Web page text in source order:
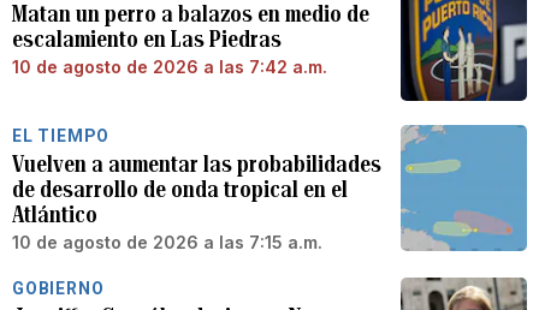
Matan un perro a balazos en medio de
escalamiento en Las Piedras
10 de agosto de 2026 a las 7:42 a.m.
EL TIEMPO
Vuelven a aumentar las probabilidades
de desarrollo de onda tropical en el
Atlántico
10 de agosto de 2026 a las 7:15 a.m.
GOBIERNO